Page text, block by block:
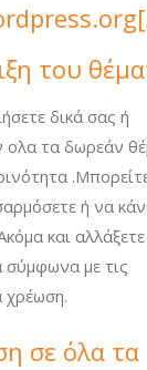
του
δικά σας ή
ολα τα δωρεάν
ή να
και
σύμφωνα με τις
χρέωση.
σε όλα τα